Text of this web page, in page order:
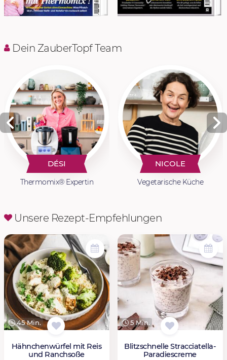
Dein ZauberTopf Team
DÉSI
Thermomix® Expertin
NICOLE
Vegetarische Küche
Unsere Rezept-Empfehlungen
45 Min.
Hähnchenwürfel mit Reis
und Ranchsoße
5 Min.
Blitzschnelle Stracciatella-
Paradiescreme